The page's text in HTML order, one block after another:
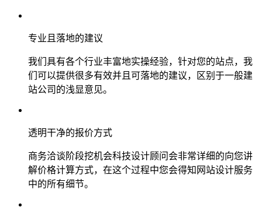
专业且落地的建议
我们具有各个行业丰富地实操经验，针对您的站点，我
们可以提供很多有效并且可落地的建议，区别于一般建
站公司的浅显意见。
透明干净的报价方式
商务洽谈阶段挖机会科技设计顾问会非常详细的向您讲
解价格计算方式，在这个过程中您会得知网站设计服务
中的所有细节。